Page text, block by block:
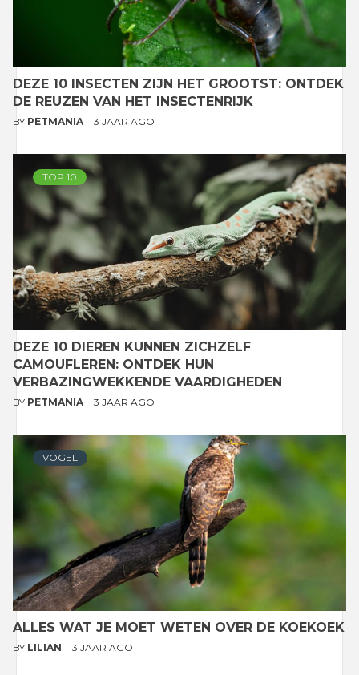
DEZE 10 INSECTEN ZIJN HET GROOTST: ONTDEK
DE REUZEN VAN HET INSECTENRIJK
BY PETMANIA 3 JAAR AGO
TOP 10
DEZE 10 DIEREN KUNNEN ZICHZELF
CAMOUFLEREN: ONTDEK HUN
VERBAZINGWEKKENDE VAARDIGHEDEN
BY PETMANIA 3 JAAR AGO
VOGEL
ALLES WAT JE MOET WETEN OVER DE KOEKOEK
BY LILIAN 3 JAAR AGO